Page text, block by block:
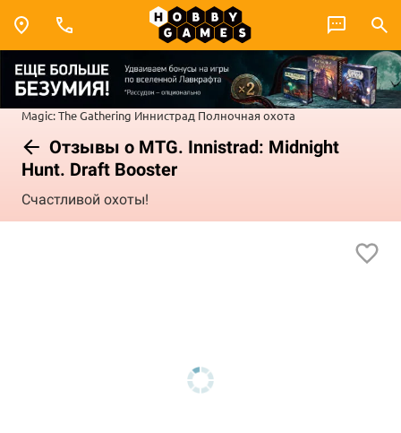
Magic: The Gathering Иннистрад Полночная охота
Отзывы о MTG. Innistrad: Midnight
Hunt. Draft Booster
Счастливой охоты!